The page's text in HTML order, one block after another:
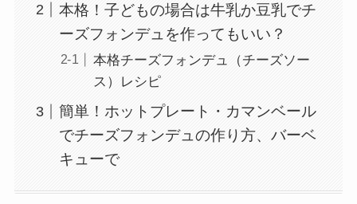
本格！子どもの場合は牛乳か豆乳でチ
ーズフォンデュを作ってもいい？
本格チーズフォンデュ（チーズソー
ス）レシピ
簡単！ホットプレート・カマンベール
でチーズフォンデュの作り方、バーベ
キューで